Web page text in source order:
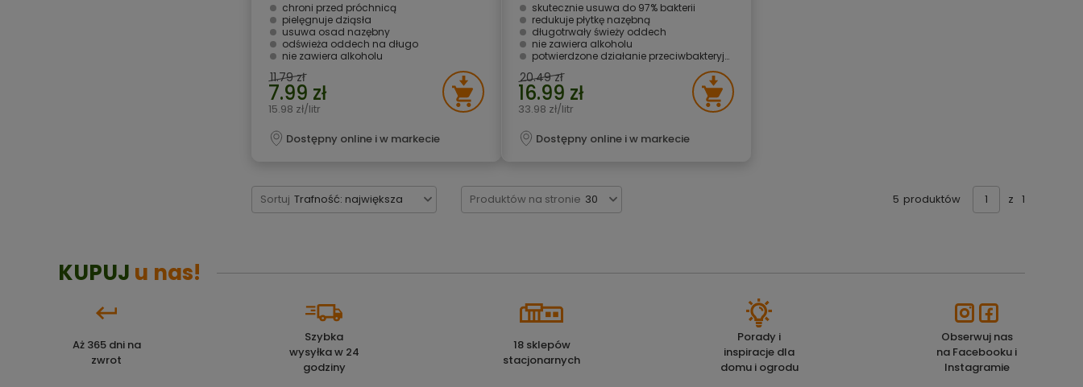
chroni przed próchnicą
pielęgnuje dziąsła
usuwa osad nazębny
odświeża oddech na długo
nie zawiera alkoholu
11.79 zł
7.99 zł
15.98 zł/litr
Dostępny online i w markecie
skutecznie usuwa do 97% bakterii
redukuje płytkę nazębną
długotrwały świeży oddech
nie zawiera alkoholu
potwierdzone działanie przeciwbakteryjne
20.49 zł
16.99 zł
33.98 zł/litr
Dostępny online i w markecie
Sortuj Trafność: największa Produktów na stronie 30 5 produktów z 1
KUPUJ u nas!
Aż 365 dni na
zwrot
Szybka
wysyłka w 24
godziny
18 sklepów
stacjonarnych
Porady i
inspiracje dla
domu i ogrodu
Obserwuj nas
na Facebooku i
Instagramie